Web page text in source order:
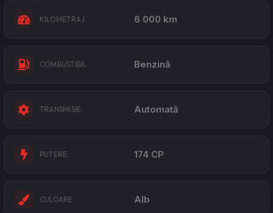
KILOMETRAJ: 6 000 km
COMBUSTIBIL: Benzină
TRANSMISIE: Automată
PUTERE: 174 CP
CULOARE: Alb